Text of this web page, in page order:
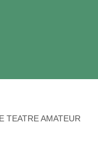
TEATRE AMATEUR